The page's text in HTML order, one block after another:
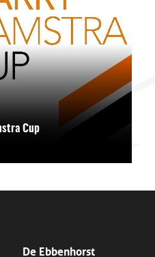
Cup
De Ebbenhorst